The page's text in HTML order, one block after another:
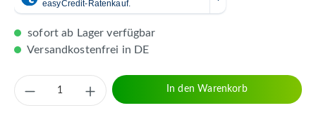
sofort ab Lager verfügbar
Versandkostenfrei in DE
Produkt Anzahl: Gib den gewünschten
In den Warenkorb